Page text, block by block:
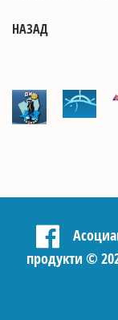
НАЗАД
продукти ©